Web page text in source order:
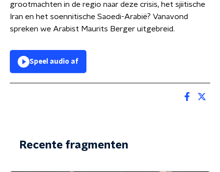
grootmachten in de regio naar deze crisis, het sjiitische
Iran en het soennitische Saoedi-Arabië? Vanavond
spreken we Arabist Maurits Berger uitgebreid.
Speel audio af
Recente fragmenten